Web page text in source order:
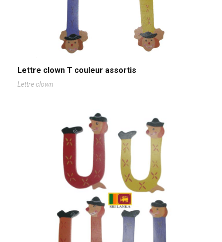
Lettre clown T couleur assortis
Lettre clown